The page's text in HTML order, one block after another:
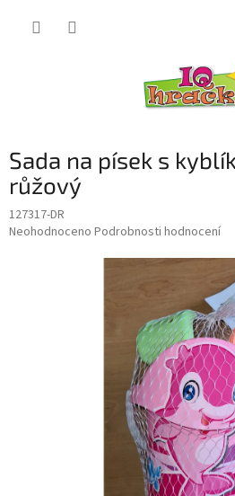
Sada na písek s
růžový
127317-DR
Průměrné
Neohodnoceno Podrobnosti hodnocení